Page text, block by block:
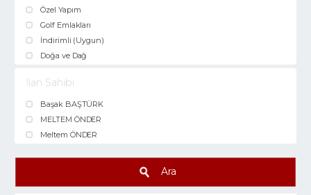
Özel Yapım
Golf Emlakları
İndirimli (Uygun)
Doğa ve Dağ
İlan Sahibi
Başak BAŞTÜRK
MELTEM ÖNDER
Meltem ÖNDER
Ara